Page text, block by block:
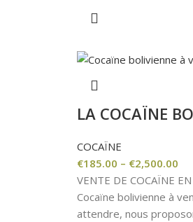
LA COCAÏNE
COCAÏNE
€185.00 – €2,500.00
VENTE DE COCAÏNE
Cocaïne bolivienne à
attendre, nous